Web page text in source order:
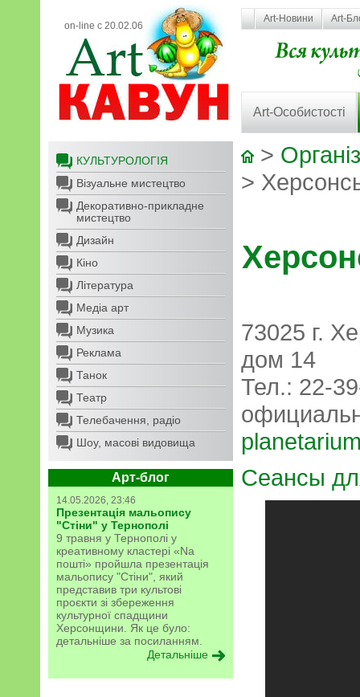
on-line с 20.02.06
Art-Новини Art-
Art-Особистості
КУЛЬТУРОЛОГІЯ
Візуальне мистецтво
Декоративно-прикладне
мистецтво
Дизайн
Кіно
Література
Медіа арт
Музика
Реклама
Танок
Театр
Телебачення, радіо
Шоу, масові видовища
Арт-блог
14.05.2026, 23:46
Презентація мальопису
"Стіни" у Тернополі
9 травня у Тернополі у
креативному кластері «Na
пошті» пройшла презентація
мальопису "Стіни", який
представив три культові
проєкти зі збереження
культурної спадщини
Херсонщини. Як це було:
детальніше за посиланням.
Детальніше
>
>
73025 г.
дом 14
Тел.: 22-
Сеансы